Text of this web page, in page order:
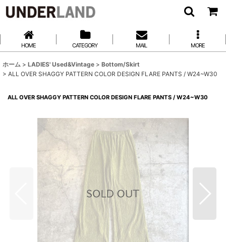
HOME CATEGORY MAIL MORE
ホーム > LADIES' Used&Vintage > Bottom/Skirt
> ALL OVER SHAGGY PATTERN COLOR DESIGN FLARE PANTS / W24~W30
ALL OVER SHAGGY PATTERN COLOR DESIGN FLARE PANTS / W24~W30